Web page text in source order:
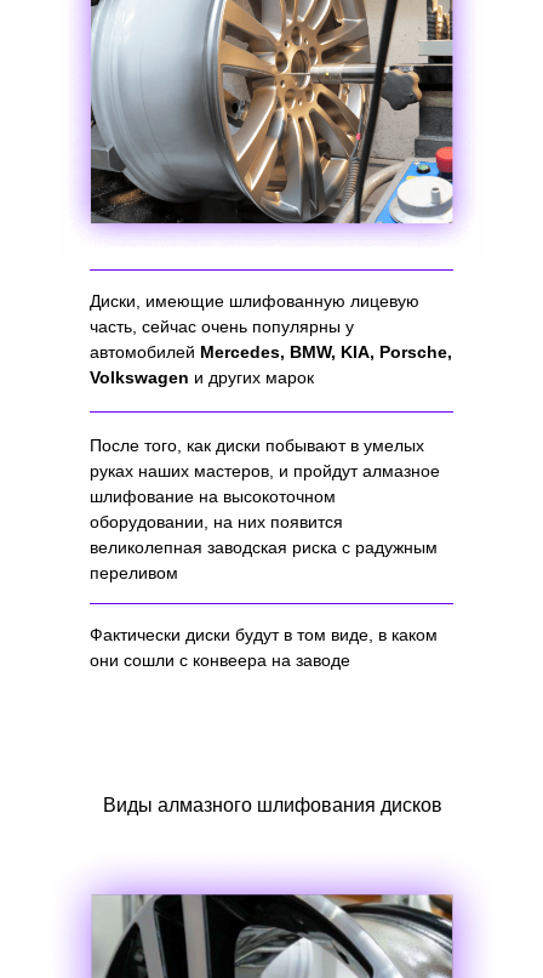
Диски, имеющие шлифованную лицевую
часть, сейчас очень популярны у
автомобилей Mercedes, BMW, KIA, Porsche,
Volkswagen и других марок
После того, как диски побывают в умелых
руках наших мастеров, и пройдут алмазное
шлифование на высокоточном
оборудовании, на них появится
великолепная заводская риска с радужным
переливом
Фактически диски будут в том виде, в каком
они сошли с конвеера на заводе
Виды алмазного шлифования дисков